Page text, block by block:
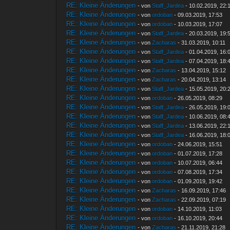
RE: Kleine Änderungen - vonStaff_Jardea - 10.02.2019,
RE: Kleine Änderungen - vonordoban - 09.03.2019, 17:53
RE: Kleine Änderungen - vonordoban - 10.03.2019, 17:07
RE: Kleine Änderungen - vonStaff_Jardea - 20.03.2019,
RE: Kleine Änderungen - vonZacharas - 31.03.2019, 10:11
RE: Kleine Änderungen - vonStaff_Jardea - 01.04.2019,
RE: Kleine Änderungen - vonStaff_Jardea - 07.04.2019,
RE: Kleine Änderungen - vonZacharas - 13.04.2019, 15:12
RE: Kleine Änderungen - vonZacharas - 20.04.2019, 13:14
RE: Kleine Änderungen - vonStaff_Jardea - 15.05.2019,
RE: Kleine Änderungen - vonordoban - 26.05.2019, 08:29
RE: Kleine Änderungen - vonStaff_Jardea - 26.05.2019,
RE: Kleine Änderungen - vonStaff_Jardea - 10.06.2019,
RE: Kleine Änderungen - vonStaff_Jardea - 13.06.2019,
RE: Kleine Änderungen - vonStaff_Jardea - 16.06.2019,
RE: Kleine Änderungen - vonordoban - 24.06.2019, 15:51
RE: Kleine Änderungen - vonordoban - 01.07.2019, 17:28
RE: Kleine Änderungen - vonordoban - 10.07.2019, 06:44
RE: Kleine Änderungen - vonordoban - 07.08.2019, 17:34
RE: Kleine Änderungen - vonordoban - 01.09.2019, 19:42
RE: Kleine Änderungen - vonZacharas - 16.09.2019, 17:46
RE: Kleine Änderungen - vonZacharas - 22.09.2019, 07:19
RE: Kleine Änderungen - vonordoban - 14.10.2019, 11:03
RE: Kleine Änderungen - vonordoban - 16.10.2019, 20:44
RE: Kleine Änderungen - vonZacharas - 21.11.2019, 21:28